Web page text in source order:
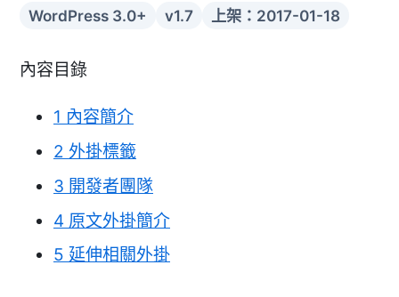
WordPress 3.0+ v1.7 上架：2017-01-18
內容目錄
1 內容簡介
2 外掛標籤
3 開發者團隊
4 原文外掛簡介
5 延伸相關外掛